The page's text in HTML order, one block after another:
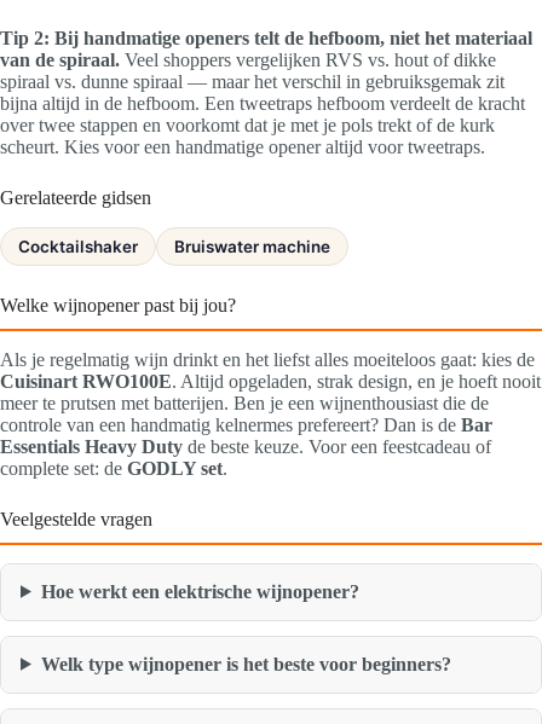
Tip 2: Bij handmatige openers telt de hefboom, niet het materiaal
van de spiraal. Veel shoppers vergelijken RVS vs. hout of dikke
spiraal vs. dunne spiraal — maar het verschil in gebruiksgemak zit
bijna altijd in de hefboom. Een tweetraps hefboom verdeelt de kracht
over twee stappen en voorkomt dat je met je pols trekt of de kurk
scheurt. Kies voor een handmatige opener altijd voor tweetraps.
Gerelateerde gidsen
Cocktailshaker Bruiswater machine
Welke wijnopener past bij jou?
Als je regelmatig wijn drinkt en het liefst alles moeiteloos gaat: kies de
Cuisinart RWO100E. Altijd opgeladen, strak design, en je hoeft nooit
meer te prutsen met batterijen. Ben je een wijnenthousiast die de
controle van een handmatig kelnermes prefereert? Dan is de Bar
Essentials Heavy Duty de beste keuze. Voor een feestcadeau of
complete set: de GODLY set.
Veelgestelde vragen
Hoe werkt een elektrische wijnopener?
Welk type wijnopener is het beste voor beginners?